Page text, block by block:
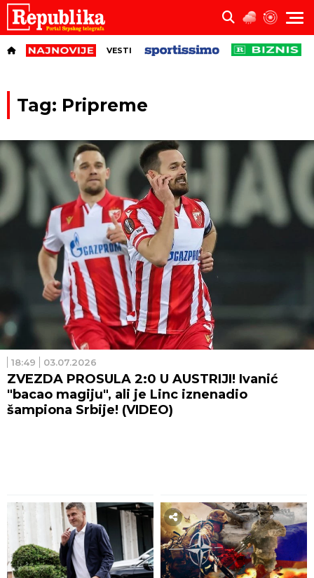
VESTI
Tag: Pripreme
18:49 03.07.2026
ZVEZDA PROSULA 2:0 U AUSTRIJI! Ivanić
"bacao magiju", ali je Linc iznenadio
šampiona Srbije! (VIDEO)